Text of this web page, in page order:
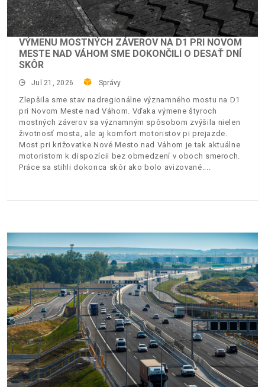
VÝMENU MOSTNÝCH ZÁVEROV NA D1 PRI NOVOM
MESTE NAD VÁHOM SME DOKONČILI O DESAŤ DNÍ
SKÔR
Jul 21, 2026 Správy
Zlepšila sme stav nadregionálne významného mostu na D1
pri Novom Meste nad Váhom. Vďaka výmene štyroch
mostných záverov sa významným spôsobom zvýšila nielen
životnosť mosta, ale aj komfort motoristov pi prejazde.
Most pri križovatke Nové Mesto nad Váhom je tak aktuálne
motoristom k dispozícii bez obmedzení v oboch smeroch.
Práce sa stihli dokonca skôr ako bolo avizované.